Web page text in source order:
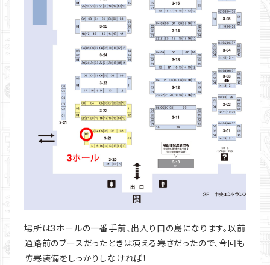
場所は3ホールの一番手前、出入り口の島になります。以前
通路前のブースだったときは凍える寒さだったので、今回も
防寒装備をしっかりしなければ！